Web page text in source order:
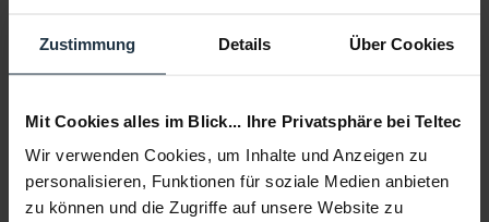
Zustimmung Details Über Cookies
Mit Cookies alles im Blick... Ihre Privatsphäre bei Teltec
Wir verwenden Cookies, um Inhalte und Anzeigen zu
personalisieren, Funktionen für soziale Medien anbieten
zu können und die Zugriffe auf unsere Website zu
Weitere Artikel von SIRUI ansehen